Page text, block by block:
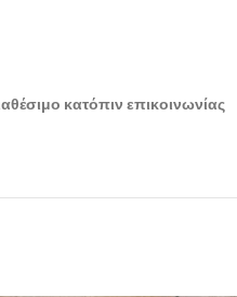
κατόπιν επικοινωνίας